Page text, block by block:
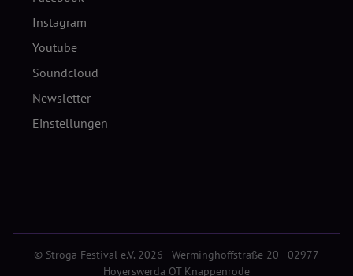
Instagram
Youtube
Soundcloud
Newsletter
Einstellungen
© Stroga Festival e.V. 2026 - Werminghoffstraße 20 - 02977
Hoyerswerda OT Knappenrode